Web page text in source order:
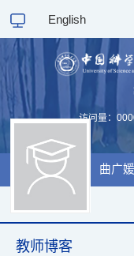
English
访问量：
曲广媛
教师博客